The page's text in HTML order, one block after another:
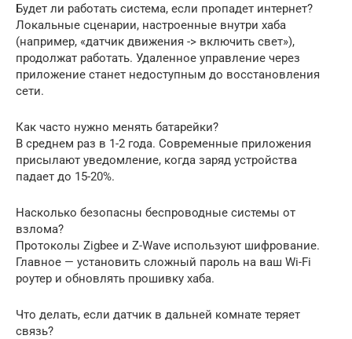
Будет ли работать система, если пропадет интернет?
Локальные сценарии, настроенные внутри хаба
(например, «датчик движения -> включить свет»),
продолжат работать. Удаленное управление через
приложение станет недоступным до восстановления
сети.
Как часто нужно менять батарейки?
В среднем раз в 1-2 года. Современные приложения
присылают уведомление, когда заряд устройства
падает до 15-20%.
Насколько безопасны беспроводные системы от
взлома?
Протоколы Zigbee и Z-Wave используют шифрование.
Главное — установить сложный пароль на ваш Wi-Fi
роутер и обновлять прошивку хаба.
Что делать, если датчик в дальней комнате теряет
связь?